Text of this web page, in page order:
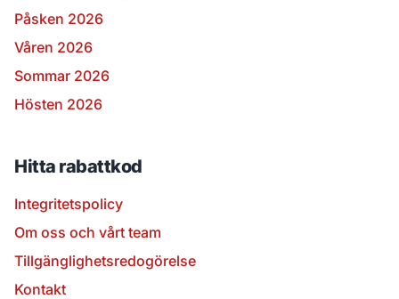
Påsken 2026
Våren 2026
Sommar 2026
Hösten 2026
Hitta rabattkod
Integritetspolicy
Om oss och vårt team
Tillgänglighetsredogörelse
Kontakt